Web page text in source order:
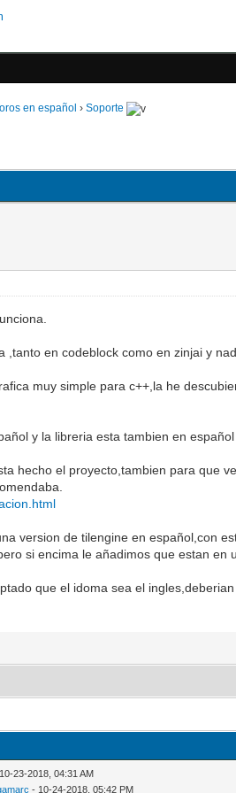
en español ›Soporte
en codeblock como en zinjai y
muy simple para c++,la he
y la libreria esta tambien en
hecho el proyecto,tambien para que
version de tilengine en español,con
si encima le añadimos que estan
que el idoma sea el
23-2018, 04:31 AM
- 10-24-2018, 05:42 PM